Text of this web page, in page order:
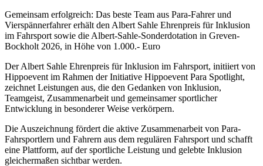
Gemeinsam erfolgreich: Das beste Team aus Para-Fahrer und
Vierspännerfahrer erhält den Albert Sahle Ehrenpreis für Inklusion
im Fahrsport sowie die Albert-Sahle-Sonderdotation in Greven-
Bockholt 2026, in Höhe von 1.000.- Euro
Der Albert Sahle Ehrenpreis für Inklusion im Fahrsport, initiiert von
Hippoevent im Rahmen der Initiative Hippoevent Para Spotlight,
zeichnet Leistungen aus, die den Gedanken von Inklusion,
Teamgeist, Zusammenarbeit und gemeinsamer sportlicher
Entwicklung in besonderer Weise verkörpern.
Die Auszeichnung fördert die aktive Zusammenarbeit von Para-
Fahrsportlern und Fahrern aus dem regulären Fahrsport und schafft
eine Plattform, auf der sportliche Leistung und gelebte Inklusion
gleichermaßen sichtbar werden.